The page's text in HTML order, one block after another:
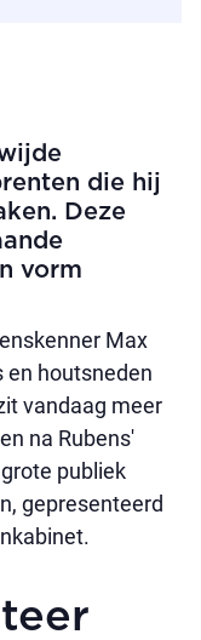
die hij
Deze
vorm
Max
en houtsneden
vandaag meer
na Rubens'
publiek
gepresenteerd